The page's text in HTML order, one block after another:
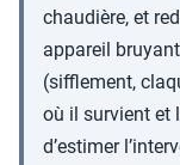
chaudière, et
appareil
(sifflement,
où il survient et
d’estimer